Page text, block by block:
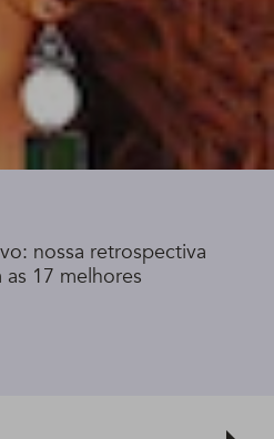
nossa retrospectiva
17 melhores